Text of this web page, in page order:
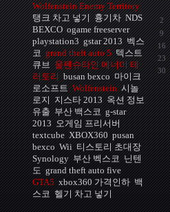
Wolfenstein Enemy Territory
탱크 차고 넣기 흉기차 NDS
BEXCO ogame freeserver
playstation3 gstar 2013 벡스
코 grand theft auto 5 텍스트
큐브 울펜슈타인 에너미 테
러토리 busan bexco 마이크
로소프트 Wolfenstein 시놀
로지 지스타 2013 옥션 정보
유출 부산 백스코 g-star
2013 오게임 프리서버
textcube XBOX360 pusan
bexco Wii 티스토리 초대장
Synology 부산 벡스코 닌텐
도 grand theft auto five
GTA5 xbox360 가격인하 백
스코 헬기 차고 넣기
2
9
16
23
30